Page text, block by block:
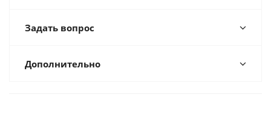
Задать вопрос
Дополнительно